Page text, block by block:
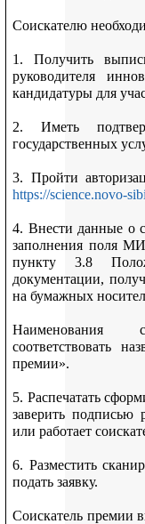
Соискателю
1. Получить
руководителя
кандидатуры для
2. Иметь
государственных
3. Пройти
https://science.novo-
4. Внести данные о
заполнения поля
пункту 3.8
документации,
на бумажных
Наименования
соответствовать
премии».
5. Распечатать
заверить подписью
или работает
6. Разместить
подать заявку.
Соискатель премии